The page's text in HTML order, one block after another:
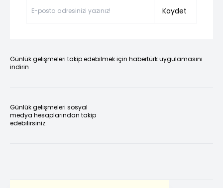
Kaydet
Günlük gelişmeleri takip edebilmek için habertürk uygulamasını
indirin
Günlük gelişmeleri sosyal
medya hesaplarından takip
edebilirsiniz.